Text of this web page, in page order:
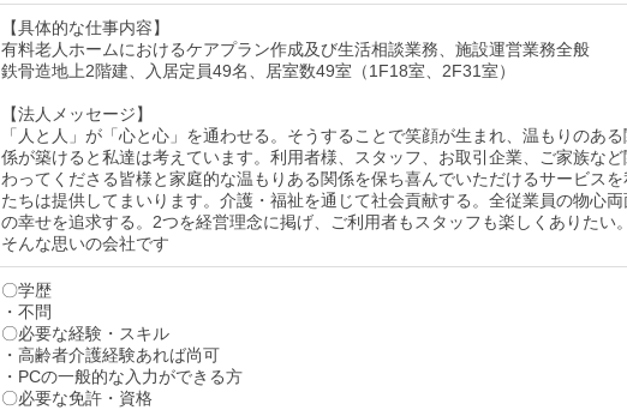
【具体的な仕事内容】
有料老人ホームにおけるケアプラン作成及び生活相談業務、施設運営業務全般
鉄骨造地上2階建、入居定員49名、居室数49室（1F18室、2F31室）
【法人メッセージ】
「人と人」が「心と心」を通わせる。そうすることで笑顔が生まれ、温もりのある
係が築けると私達は考えています。利用者様、スタッフ、お取引企業、ご家族など
わってくださる皆様と家庭的な温もりある関係を保ち喜んでいただけるサービスを
たちは提供してまいります。介護・福祉を通じて社会貢献する。全従業員の物心両
の幸せを追求する。2つを経営理念に掲げ、ご利用者もスタッフも楽しくありたい。
そんな思いの会社です
〇学歴
・不問
〇必要な経験・スキル
・高齢者介護経験あれば尚可
・PCの一般的な入力ができる方
〇必要な免許・資格